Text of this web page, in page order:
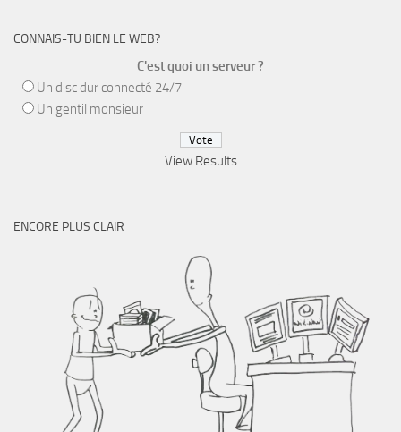
CONNAIS-TU BIEN LE WEB?
C'est quoi un serveur ?
Un disc dur connecté 24/7
Un gentil monsieur
View Results
ENCORE PLUS CLAIR